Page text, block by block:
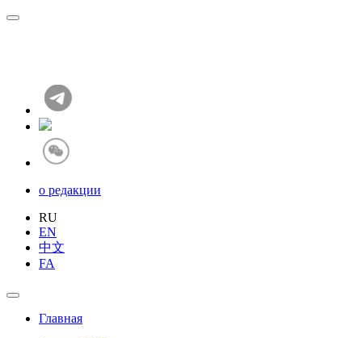
о редакции
RU
EN
中文
FA
Главная